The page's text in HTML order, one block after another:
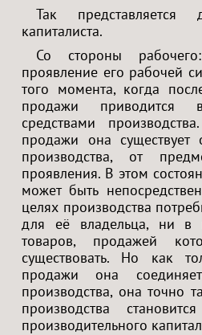
Так
капиталиста.
Со стороны
проявление его рабочей
того момента, когда
продажи приводится
средствами
продажи она существует
производства, от
проявления. В этом
может быть
целях производства
для её владельца, ни в
товаров, продажей
существовать. Но как
продажи она
производства, она точно
производства
производительного